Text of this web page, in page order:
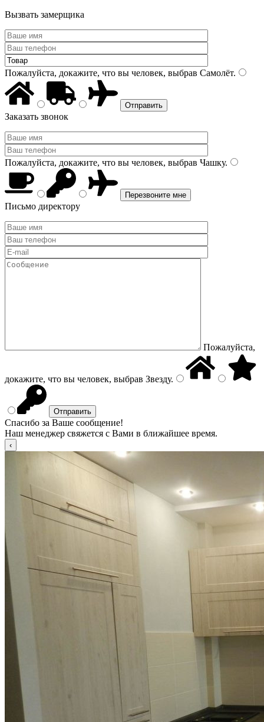
Вызвать замерщика
Пожалуйста, докажите, что вы человек, выбрав Самолёт.
Заказать звонок
Пожалуйста, докажите, что вы человек, выбрав Чашку.
Письмо директору
Пожалуйста,
докажите, что вы человек, выбрав Звезду.
Спасибо за Ваше сообщение!
Наш менеджер свяжется с Вами в ближайшее время.